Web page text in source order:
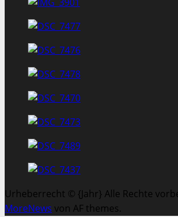
Urheberrecht © {Jahr} Alle Rechte
MoreNews von AF themes.